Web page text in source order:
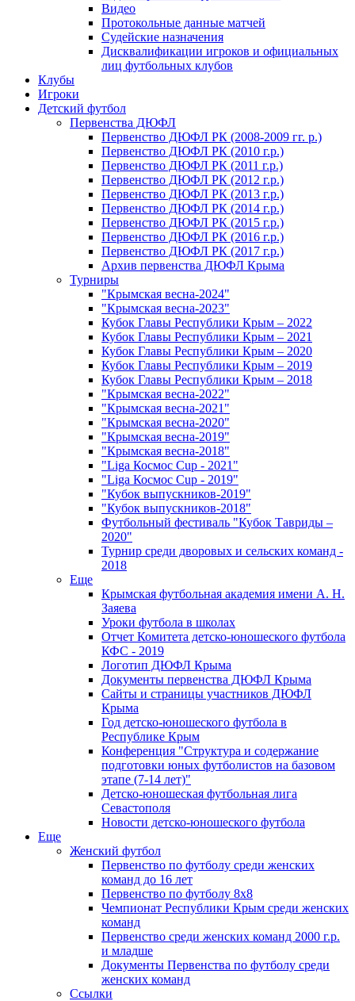
Видео
Протокольные данные матчей
Судейские назначения
Дисквалификации игроков и официальных
лиц футбольных клубов
Клубы
Игроки
Детский футбол
Первенства ДЮФЛ
Первенство ДЮФЛ РК (2008-2009 гг. р.)
Первенство ДЮФЛ РК (2010 г.р.)
Первенство ДЮФЛ РК (2011 г.р.)
Первенство ДЮФЛ РК (2012 г.р.)
Первенство ДЮФЛ РК (2013 г.р.)
Первенство ДЮФЛ РК (2014 г.р.)
Первенство ДЮФЛ РК (2015 г.р.)
Первенство ДЮФЛ РК (2016 г.р.)
Первенство ДЮФЛ РК (2017 г.р.)
Архив первенства ДЮФЛ Крыма
Турниры
"Крымская весна-2024"
"Крымская весна-2023"
Кубок Главы Республики Крым – 2022
Кубок Главы Республики Крым – 2021
Кубок Главы Республики Крым – 2020
Кубок Главы Республики Крым – 2019
Кубок Главы Республики Крым – 2018
"Крымская весна-2022"
"Крымская весна-2021"
"Крымская весна-2020"
"Крымская весна-2019"
"Крымская весна-2018"
"Liga Космос Cup - 2021"
"Liga Космос Cup - 2019"
"Кубок выпускников-2019"
"Кубок выпускников-2018"
Футбольный фестиваль "Кубок Тавриды –
2020"
Турнир среди дворовых и сельских команд -
2018
Еще
Крымская футбольная академия имени А. Н.
Заяева
Уроки футбола в школах
Отчет Комитета детско-юношеского футбола
КФС - 2019
Логотип ДЮФЛ Крыма
Документы первенства ДЮФЛ Крыма
Сайты и страницы участников ДЮФЛ
Крыма
Год детско-юношеского футбола в
Республике Крым
Конференция "Структура и содержание
подготовки юных футболистов на базовом
этапе (7-14 лет)"
Детско-юношеская футбольная лига
Севастополя
Новости детско-юношеского футбола
Еще
Женский футбол
Первенство по футболу среди женских
команд до 16 лет
Первенство по футболу 8х8
Чемпионат Республики Крым среди женских
команд
Первенство среди женских команд 2000 г.р.
и младше
Документы Первенства по футболу среди
женских команд
Ссылки